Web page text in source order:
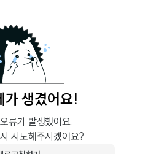
가 생겼어요!
류가 발생했어요.
시도해주시겠어요?